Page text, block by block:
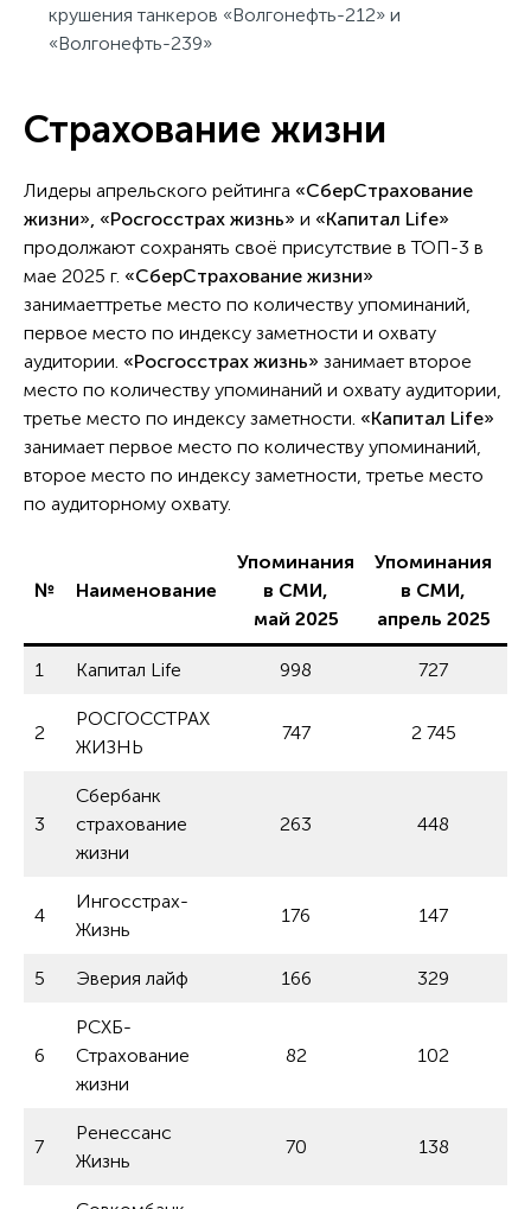
крушения танкеров «Волгонефть-212» и
«Волгонефть-239»
Страхование жизни
Лидеры апрельского рейтинга «СберСтрахование
жизни», «Росгосстрах жизнь» и «Капитал Life»
продолжают сохранять своё присутствие в ТОП-3 в
мае 2025 г. «СберСтрахование жизни»
занимаеттретье место по количеству упоминаний,
первое место по индексу заметности и охвату
аудитории. «Росгосстрах жизнь» занимает второе
место по количеству упоминаний и охвату аудитории,
третье место по индексу заметности. «Капитал Life»
занимает первое место по количеству упоминаний,
второе место по индексу заметности, третье место
по аудиторному охвату.
№ Наименование
Упоминания
в СМИ,
май 2025
Упоминания
в СМИ,
апрель 2025
1 Капитал Life 998 727
2
РОСГОССТРАХ
ЖИЗНЬ
747 2 745
3
Сбербанк
страхование
жизни
263 448
4
Ингосстрах-
Жизнь
176 147
5 Эверия лайф 166 329
6
РСХБ-
Страхование
жизни
82 102
7
Ренессанс
Жизнь
70 138